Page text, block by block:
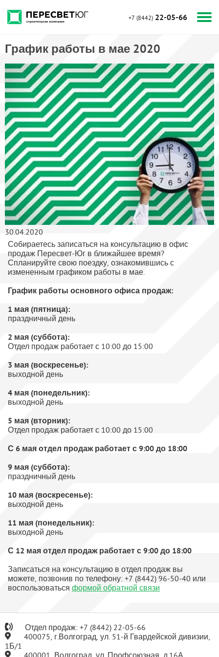
+7 (8442) 22-05-66
График работы в мае 2020
30.04.2020
Собираетесь записаться на консультацию в офис
продаж Пересвет-Юг в ближайшее время?
Спланируйте свою поездку, ознакомившись с
измененным графиком работы в мае.
График работы основного офиса продаж:
1 мая (пятница):
праздничный день
2 мая (суббота):
Отдел продаж работает с 10:00 до 15:00
3 мая (воскресенье):
выходной день
4 мая (понедельник):
выходной день
5 мая (вторник):
Отдел продаж работает с 10:00 до 15:00
С 6 мая отдел продаж работает с 9:00 до 18:00
9 мая (суббота):
праздничный день
10 мая (воскресенье):
выходной день
11 мая (понедельник):
выходной день
С 12 мая отдел продаж работает с 9:00 до 18:00
Записаться на консультацию в отдел продаж вы
можете, позвонив по телефону: +7 (8442) 96-50-40 или
воспользоваться формой обратной связи
Отдел продаж: +7 (8442) 22-05-66
400075, г.Волгоград, ул. 51-й Гвардейской дивизии,
1Б/1